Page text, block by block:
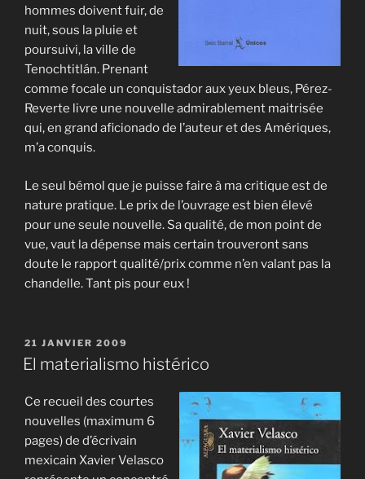
hommes doivent fuir, de
nuit, sous la pluie et
poursuivi, la ville de
Tenochtitlán. Prenant
comme focale un conquistador aux yeux bleus, Pérez-
Reverte livre une nouvelle admirablement maitrisée
qui, en grand aficionado de l’auteur et des Amériques,
m’a conquis.
Le seul bémol que je puisse faire à ma critique est de
nature pratique. Le prix de l’ouvrage est bien élevé
pour une seule nouvelle. Sa qualité, de mon point de
vue, vaut la dépense mais certain trouveront sans
doute le rapport qualité/prix comme n’en valant pas la
chandelle. Tant pis pour eux !
PUBLIÉ
LE
21 JANVIER 2009
El materialismo histérico
Ce recueil des courtes
nouvelles (maximum 6
pages) de d’écrivain
mexicain Xavier Velasco